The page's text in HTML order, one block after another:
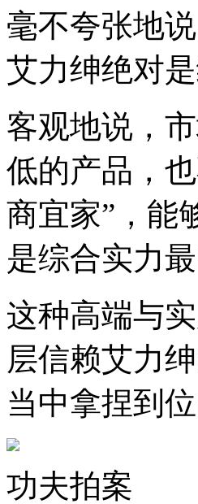
毫不夸张地
艾力绅绝对
客观地说，
低的产品，
商宜家”，能
是综合实力
这种高端与
层信赖艾力
当中拿捏到位
功夫拍案